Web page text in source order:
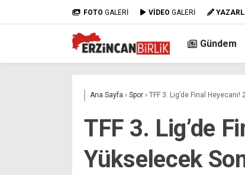
FOTO GALERİ VİDEO GALERİ
Gündem
Ana Sayfa › Spor › TFF 3. Lig’de Final
TFF 3. Lig’de
Yükselecek